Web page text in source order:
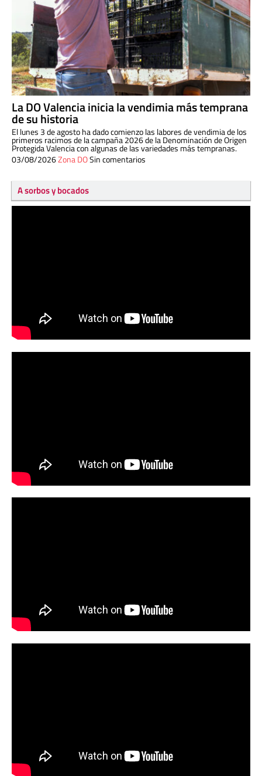
La DO Valencia inicia la vendimia más temprana
de su historia
El lunes 3 de agosto ha dado comienzo las labores de vendimia de los
primeros racimos de la campaña 2026 de la Denominación de Origen
Protegida Valencia con algunas de las variedades más tempranas.
03/08/2026Zona DOSin comentarios
A sorbos y bocados